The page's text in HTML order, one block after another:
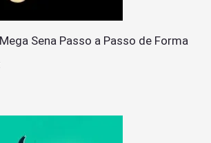
Sena Passo a Passo de Forma